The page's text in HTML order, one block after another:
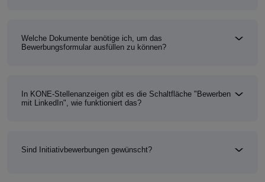
Welche Dokumente benötige ich, um das
Bewerbungsformular ausfüllen zu können?
In KONE-Stellenanzeigen gibt es die Schaltfläche "Bewerben
mit LinkedIn", wie funktioniert das?
Sind Initiativbewerbungen gewünscht?